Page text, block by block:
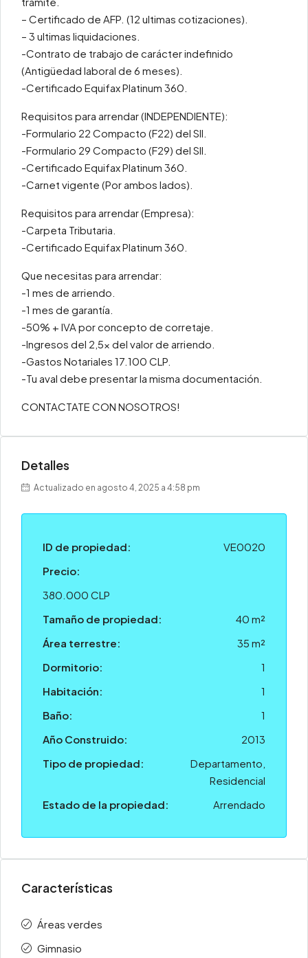
– Certificado de AFP. (12 ultimas cotizaciones).
– 3 ultimas liquidaciones.
-Contrato de trabajo de carácter indefinido
(Antigüedad laboral de 6 meses).
-Certificado Equifax Platinum 360.
Requisitos para arrendar (INDEPENDIENTE):
-Formulario 22 Compacto (F22) del SII.
-Formulario 29 Compacto (F29) del SII.
-Certificado Equifax Platinum 360.
-Carnet vigente (Por ambos lados).
Requisitos para arrendar (Empresa):
-Carpeta Tributaria.
-Certificado Equifax Platinum 360.
Que necesitas para arrendar:
-1 mes de arriendo.
-1 mes de garantía.
-50% + IVA por concepto de corretaje.
-Ingresos del 2,5x del valor de arriendo.
-Gastos Notariales 17.100 CLP.
-Tu aval debe presentar la misma documentación.
CONTACTATE CON NOSOTROS!
Detalles
Actualizado en agosto 4, 2025 a 4:58 pm
ID de propiedad:
VE0020
Precio:
380.000 CLP
Tamaño de propiedad:
40 m²
Área terrestre:
35 m²
Dormitorio:
1
Habitación:
1
Baño:
1
Año Construido:
2013
Tipo de propiedad:
Departamento,
Residencial
Estado de la propiedad:
Arrendado
Características
Áreas verdes
Gimnasio